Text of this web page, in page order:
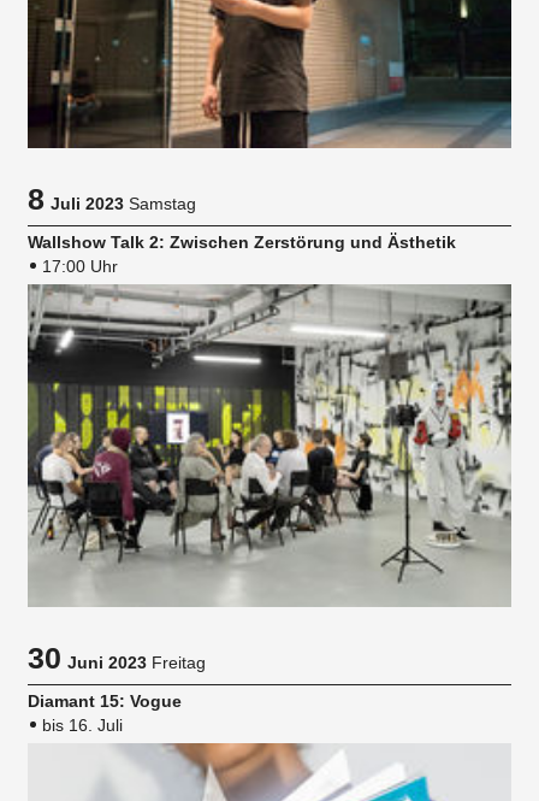
8Juli 2023 Samstag
Wallshow Talk 2: Zwischen Zerstörung und Ästhetik
17:00 Uhr
30Juni 2023 Freitag
Diamant 15: Vogue
bis 16. Juli